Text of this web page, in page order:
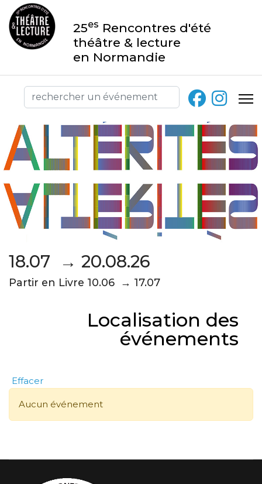
25es Rencontres d'été
théâtre & lecture
en Normandie
18.07 → 20.08.26
Partir en Livre 10.06 → 17.07
Localisation des
événements
Effacer
Aucun événement